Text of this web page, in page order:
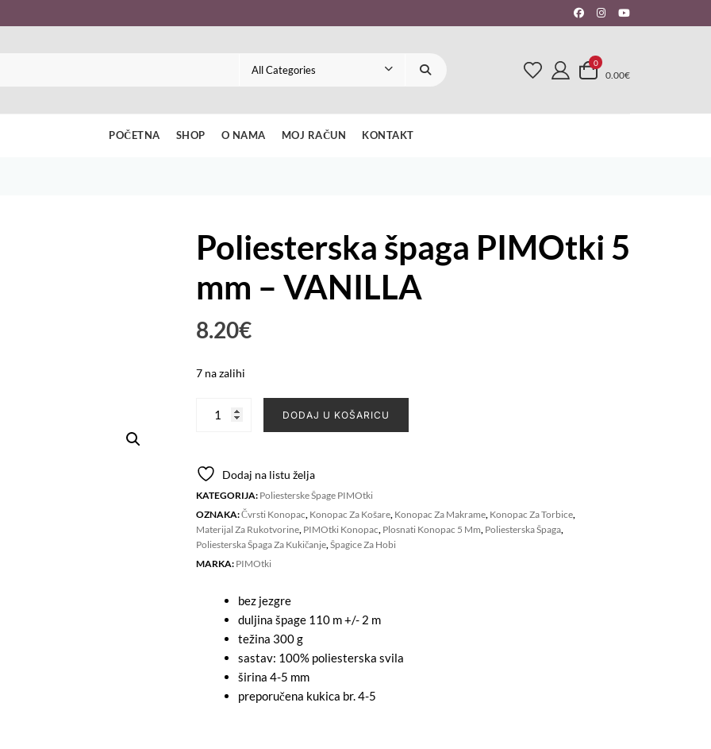
0
0.00€
POČETNA SHOP O NAMA MOJ RAČUN KONTAKT
Poliesterska špaga PIMOtki 5
mm – VANILLA
8.20€
7 na zalihi
Poliesterska
5
mm
-
VANILLA
količina
DODAJ U KOŠARICU
Dodaj na listu želja
KATEGORIJA: Poliesterske Špage PIMOtki
OZNAKA:Čvrsti Konopac Konopac Za Košare, Konopac Za Makrame, Konopac Za Torbice,
Materijal Za Rukotvorine, PIMOtki Konopac Plosnati Konopac 5 Mm Poliesterska Špaga,
Poliesterska Špaga Za Kukičanje, Špagice Za Hobi
MARKA: PIMOtki
bez jezgre
duljina špage 110 m +/- 2 m
težina 300 g
sastav: 100% poliesterska svila
širina 4-5 mm
preporučena kukica br. 4-5